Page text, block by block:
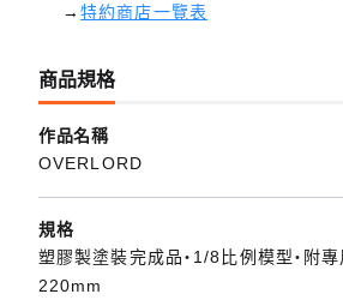
→特約商店一覽表
商品規格
作品名稱
OVERLORD
規格
塑膠製塗裝完成品・1/8比例模型・附專
220mm